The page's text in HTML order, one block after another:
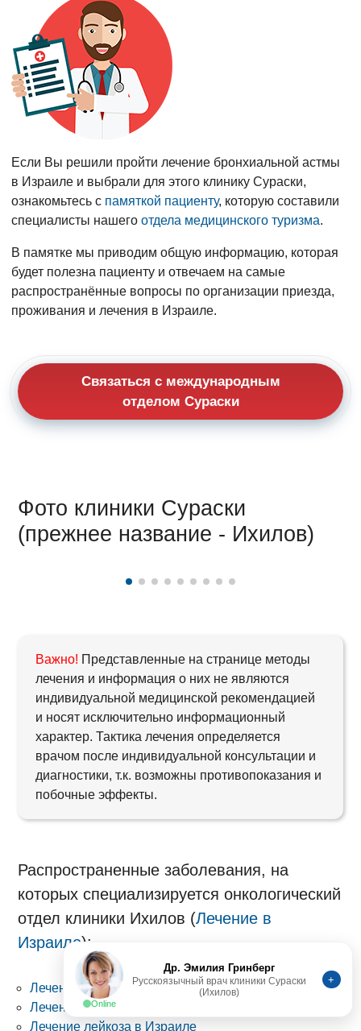
Если Вы решили пройти лечение бронхиальной астмы
в Израиле и выбрали для этого клинику Сураски,
ознакомьтесь с памяткой пациенту, которую составили
специалисты нашегоотдела медицинского туризма.
В памятке мы приводим общую информацию, которая
будет полезна пациенту и отвечаем на самые
распространённые вопросы по организации приезда,
проживания и лечения в Израиле.
Связаться с международным
отделом Сураски
Фото клиники Сураски
(прежнее название - Ихилов)
Важно! Представленные на странице методы
лечения и информация о них не являются
индивидуальной медицинской рекомендацией
и носят исключительно информационный
характер. Тактика лечения определяется
врачом после индивидуальной консультации и
диагностики, т.к. возможны противопоказания и
побочные эффекты.
Распространенные заболевания, на
которых специализируется онкологический
отдел клиники Ихилов (Лечение в
Израиле):
Лечение астроцитомы в Израиле
Лечение глиомы в Израиле
Лечение лейкоза в Израиле
Online
Др. Эмилия Гринберг
Русскоязычный врач клиники Сураски
(Ихилов)
+